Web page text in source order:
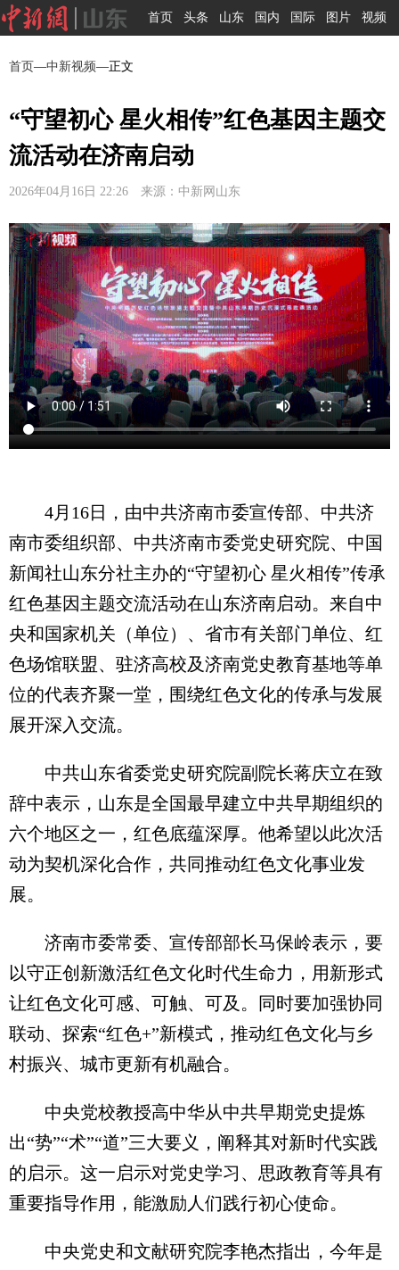
首页 头条 山东 国内 国际 图片 视频
首页—中新视频—正文
“守望初心 星火相传”红色基因主题交
流活动在济南启动
2026年04月16日 22:26 来源：中新网山东
4月16日，由中共济南市委宣传部、中共济
南市委组织部、中共济南市委党史研究院、中国
新闻社山东分社主办的“守望初心 星火相传”传承
红色基因主题交流活动在山东济南启动。来自中
央和国家机关（单位）、省市有关部门单位、红
色场馆联盟、驻济高校及济南党史教育基地等单
位的代表齐聚一堂，围绕红色文化的传承与发展
展开深入交流。
中共山东省委党史研究院副院长蒋庆立在致
辞中表示，山东是全国最早建立中共早期组织的
六个地区之一，红色底蕴深厚。他希望以此次活
动为契机深化合作，共同推动红色文化事业发
展。
济南市委常委、宣传部部长马保岭表示，要
以守正创新激活红色文化时代生命力，用新形式
让红色文化可感、可触、可及。同时要加强协同
联动、探索“红色+”新模式，推动红色文化与乡
村振兴、城市更新有机融合。
中央党校教授高中华从中共早期党史提炼
出“势”“术”“道”三大要义，阐释其对新时代实践
的启示。这一启示对党史学习、思政教育等具有
重要指导作用，能激励人们践行初心使命。
中央党史和文献研究院李艳杰指出，今年是